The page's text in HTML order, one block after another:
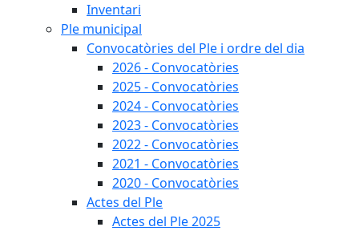
Inventari
Ple municipal
Convocatòries del Ple i ordre del dia
2026 - Convocatòries
2025 - Convocatòries
2024 - Convocatòries
2023 - Convocatòries
2022 - Convocatòries
2021 - Convocatòries
2020 - Convocatòries
Actes del Ple
Actes del Ple 2025